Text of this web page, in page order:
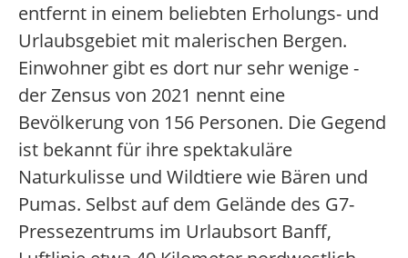
entfernt in einem beliebten Erholungs- und
Urlaubsgebiet mit malerischen Bergen.
Einwohner gibt es dort nur sehr wenige -
der Zensus von 2021 nennt eine
Bevölkerung von 156 Personen. Die Gegend
ist bekannt für ihre spektakuläre
Naturkulisse und Wildtiere wie Bären und
Pumas. Selbst auf dem Gelände des G7-
Pressezentrums im Urlaubsort Banff,